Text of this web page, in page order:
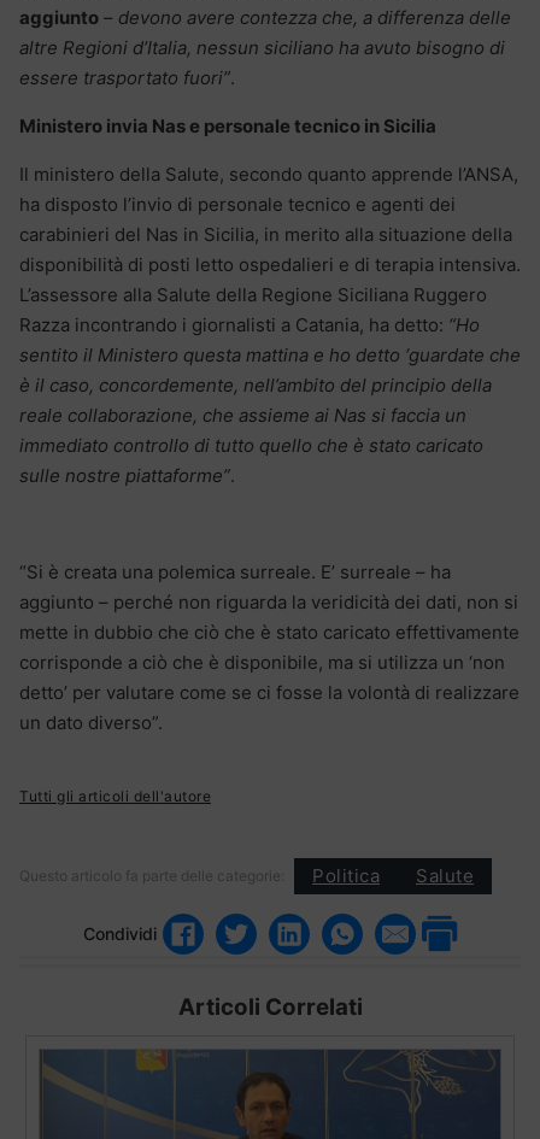
aggiunto – devono avere contezza che, a differenza delle
altre Regioni d’Italia, nessun siciliano ha avuto bisogno di
essere trasportato fuori”.
Ministero invia Nas e personale tecnico in Sicilia
Il ministero della Salute, secondo quanto apprende l’ANSA,
ha disposto l’invio di personale tecnico e agenti dei
carabinieri del Nas in Sicilia, in merito alla situazione della
disponibilità di posti letto ospedalieri e di terapia intensiva.
L’assessore alla Salute della Regione Siciliana Ruggero
Razza incontrando i giornalisti a Catania, ha detto: “Ho
sentito il Ministero questa mattina e ho detto ‘guardate che
è il caso, concordemente, nell’ambito del principio della
reale collaborazione, che assieme ai Nas si faccia un
immediato controllo di tutto quello che è stato caricato
sulle nostre piattaforme”.
“Si è creata una polemica surreale. E’ surreale – ha
aggiunto – perché non riguarda la veridicità dei dati, non si
mette in dubbio che ciò che è stato caricato effettivamente
corrisponde a ciò che è disponibile, ma si utilizza un ‘non
detto’ per valutare come se ci fosse la volontà di realizzare
un dato diverso”.
Tutti gli articoli dell'autore
Questo articolo fa parte delle categorie: Politica Salute
Condividi
Articoli Correlati